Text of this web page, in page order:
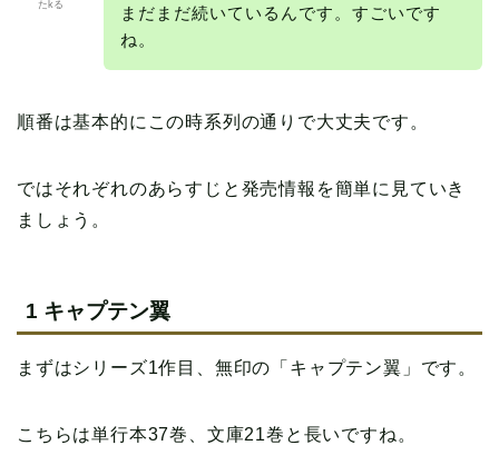
たkる
まだまだ続いているんです。すごいです
ね。
順番は基本的にこの時系列の通りで大丈夫です。
ではそれぞれのあらすじと発売情報を簡単に見ていき
ましょう。
1 キャプテン翼
まずはシリーズ1作目、無印の「キャプテン翼」です。
こちらは単行本37巻、文庫21巻と長いですね。